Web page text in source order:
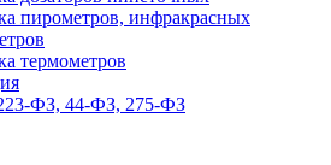
пирометров, инфракрасных
термометров
ФЗ, 44-ФЗ, 275-ФЗ